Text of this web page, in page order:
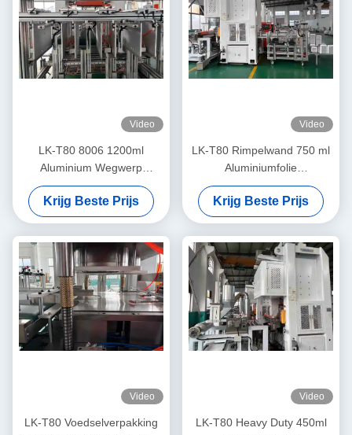
Video
LK-T80 8006 1200ml
Aluminium Wegwerp
Containers Rechthoekig
Voedsel Maken Machine
Krijg Beste Prijs
Video
LK-T80 Rimpelwand 750 ml
Aluminiumfolie
Voedselcontainer Geen kleur
vervaag Maker
Krijg Beste Prijs
Video
LK-T80 Voedselverpakking
Video
LK-T80 Heavy Duty 450ml